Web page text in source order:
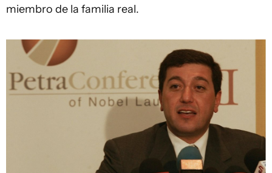
miembro de la familia real.